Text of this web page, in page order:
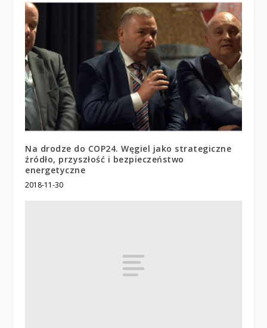
Na drodze do COP24. Węgiel jako strategiczne
źródło, przyszłość i bezpieczeństwo
energetyczne
2018-11-30